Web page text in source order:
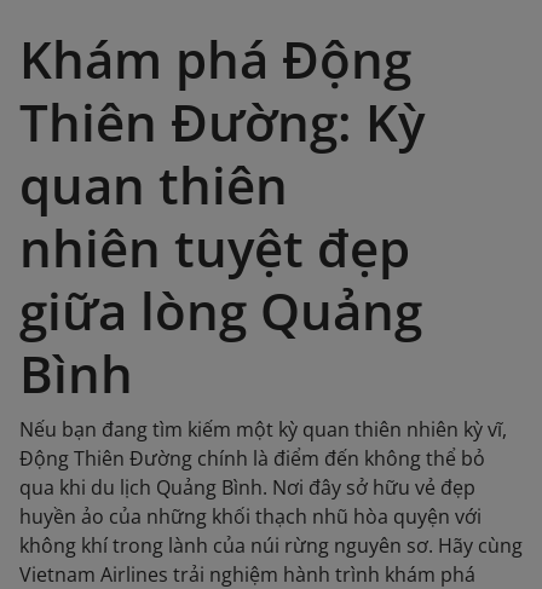
Khám phá Động
Thiên Đường: Kỳ
quan thiên
nhiên tuyệt đẹp
giữa lòng Quảng
Bình
Nếu bạn đang tìm kiếm một kỳ quan thiên nhiên kỳ vĩ,
Động Thiên Đường chính là điểm đến không thể bỏ
qua khi du lịch Quảng Bình. Nơi đây sở hữu vẻ đẹp
huyền ảo của những khối thạch nhũ hòa quyện với
không khí trong lành của núi rừng nguyên sơ. Hãy cùng
Vietnam Airlines trải nghiệm hành trình khám phá